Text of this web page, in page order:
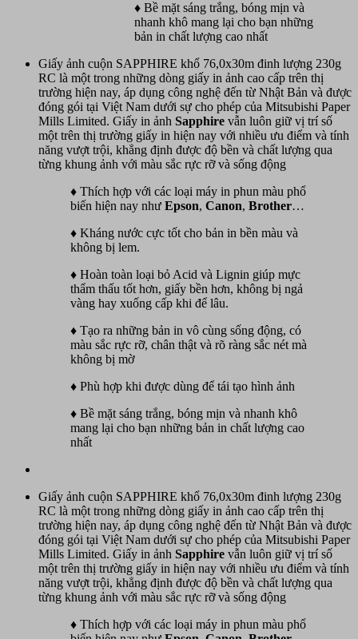
♦ Bề mặt sáng trắng, bóng mịn và
nhanh khô mang lại cho bạn những
bản in chất lượng cao nhất
Giấy ảnh cuộn SAPPHIRE khổ 76,0x30m đinh lượng 230g
RC là một trong những dòng giấy in ảnh cao cấp trên thị
trường hiện nay, áp dụng công nghệ đến từ Nhật Bản và được
đóng gói tại Việt Nam dưới sự cho phép của Mitsubishi Paper
Mills Limited. Giấy in ảnh Sapphire vẫn luôn giữ vị trí số
một trên thị trường giấy in hiện nay với nhiều ưu điểm và tính
năng vượt trội, khẳng định được độ bền và chất lượng qua
từng khung ảnh với màu sắc rực rỡ và sống động
♦ Thích hợp với các loại máy in phun màu phổ
biến hiện nay như Epson, Canon, Brother…
♦ Kháng nước cực tốt cho bản in bền màu và
không bị lem.
♦ Hoàn toàn loại bỏ Acid và Lignin giúp mực
thẩm thấu tốt hơn, giấy bền hơn, không bị ngả
vàng hay xuống cấp khi để lâu.
♦ Tạo ra những bản in vô cùng sống động, có
màu sắc rực rỡ, chân thật và rõ ràng sắc nét mà
không bị mờ
♦ Phù hợp khi được dùng để tái tạo hình ảnh
♦ Bề mặt sáng trắng, bóng mịn và nhanh khô
mang lại cho bạn những bản in chất lượng cao
nhất
Giấy ảnh cuộn SAPPHIRE khổ 76,0x30m đinh lượng 230g
RC là một trong những dòng giấy in ảnh cao cấp trên thị
trường hiện nay, áp dụng công nghệ đến từ Nhật Bản và được
đóng gói tại Việt Nam dưới sự cho phép của Mitsubishi Paper
Mills Limited. Giấy in ảnh Sapphire vẫn luôn giữ vị trí số
một trên thị trường giấy in hiện nay với nhiều ưu điểm và tính
năng vượt trội, khẳng định được độ bền và chất lượng qua
từng khung ảnh với màu sắc rực rỡ và sống động
♦ Thích hợp với các loại máy in phun màu phổ